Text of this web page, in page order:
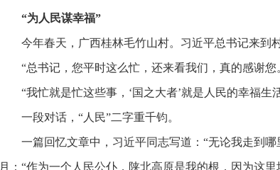
“为人民谋幸福”
今年春天，广西桂林毛竹山村。习近平总书记来到
“总书记，您平时这么忙，还来看我们，真的感谢您
“我忙就是忙这些事，‘国之大者’就是人民的幸福生
一段对话， “人民”二字重千钧。
一篇回忆文章中，习近平同志写道： “无论我走到
月：“作为一个人民公仆，陕北高原是我的根，因为这